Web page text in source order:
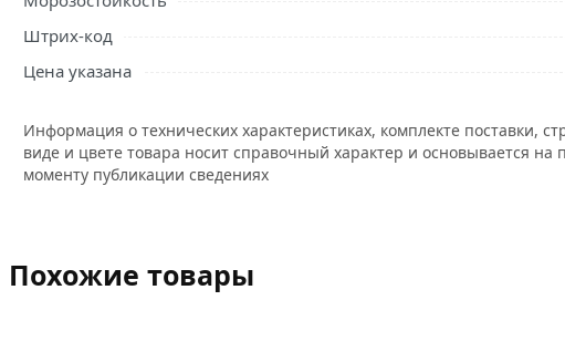
Штрих-код
Цена указана
Информация о технических характеристиках, комплекте поставки,
виде и цвете товара носит справочный характер и основывается на
моменту публикации сведениях
Похожие товары